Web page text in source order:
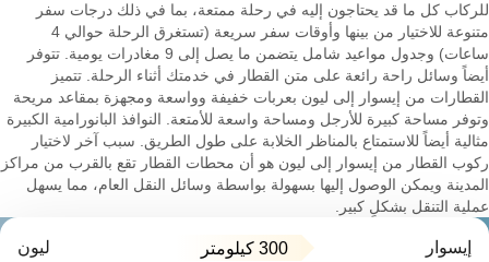
للركاب كل ما قد يحتاجون إليه في رحلة ممتعة، بما في ذلك درجات سفر
متنوعة للاختيار من بينها وأوقات سفر سريعة (تستغرق الرحلة حوالي 4
ساعات) وجدول مواعيد شامل يتضمن ما يصل إلى 9 مغادرات يومية. تتوفر
أيضاً وسائل راحة رائعة على متن القطار في خدمتك أثناء الرحلة. تتميز
القطارات من إيسوار إلى ليون بعربات خفيفة وواسعة ومجهزة بمقاعد مريحة
وتوفر مساحة كبيرة للأرجل ومساحة واسعة للأمتعة. النوافذ البانورامية الكبيرة
مثالية أيضاً للاستمتاع بالمناظر الخلابة على طول الطريق. سبب آخر لاختيار
ركوب القطار من إيسوار إلى ليون هو أن محطات القطار تقع بالقرب من مراكز
المدينة ويمكن الوصول إليها بسهولة بواسطة وسائل النقل العام، مما يسهل
عملية التنقل بشكلٍ كبير.
إيسوار 300 كيلومتر ليون